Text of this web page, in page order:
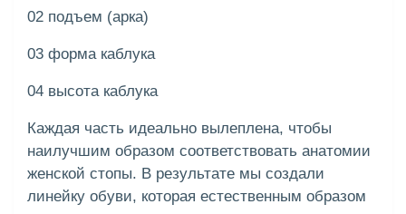
02 подъем (арка)
03 форма каблука
04 высота каблука
Каждая часть идеально вылеплена, чтобы
наилучшим образом соответствовать анатомии
женской стопы. В результате мы создали
линейку обуви, которая естественным образом